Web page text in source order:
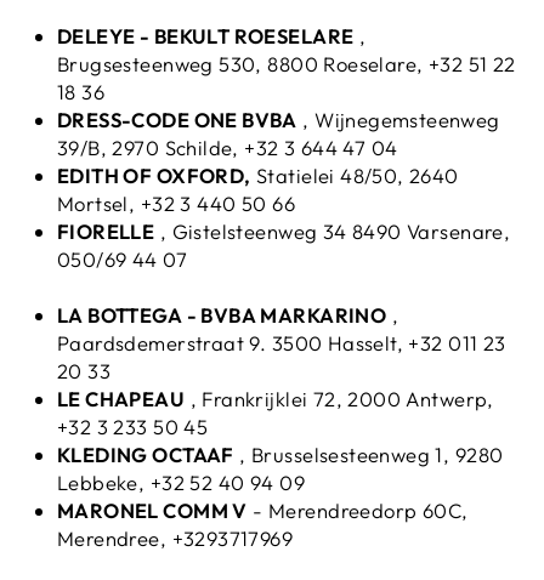
DELEYE - BEKULT ROESELARE ,
Brugsesteenweg 530, 8800 Roeselare, +32 51 22
18 36
DRESS-CODE ONE BVBA , Wijnegemsteenweg
39/B, 2970 Schilde, +32 3 644 47 04
EDITH OF OXFORD, Statielei 48/50, 2640
Mortsel, +32 3 440 50 66
FIORELLE , Gistelsteenweg 34 8490 Varsenare,
050/69 44 07
LA BOTTEGA - BVBA MARKARINO ,
Paardsdemerstraat 9. 3500 Hasselt, +32 011 23
20 33
LE CHAPEAU , Frankrijklei 72, 2000 Antwerp,
+32 3 233 50 45
KLEDING OCTAAF , Brusselsesteenweg 1, 9280
Lebbeke, +32 52 40 94 09
MARONEL COMM V - Merendreedorp 60C,
Merendree, +3293717969